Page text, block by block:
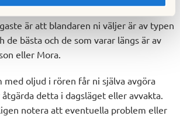
är att blandaren ni väljer är av typen
de bästa och de som varar längs är av
eller Mora.
med oljud i rören får ni själva avgöra
detta i dagsläget eller avvakta.
notera att eventuella problem eller